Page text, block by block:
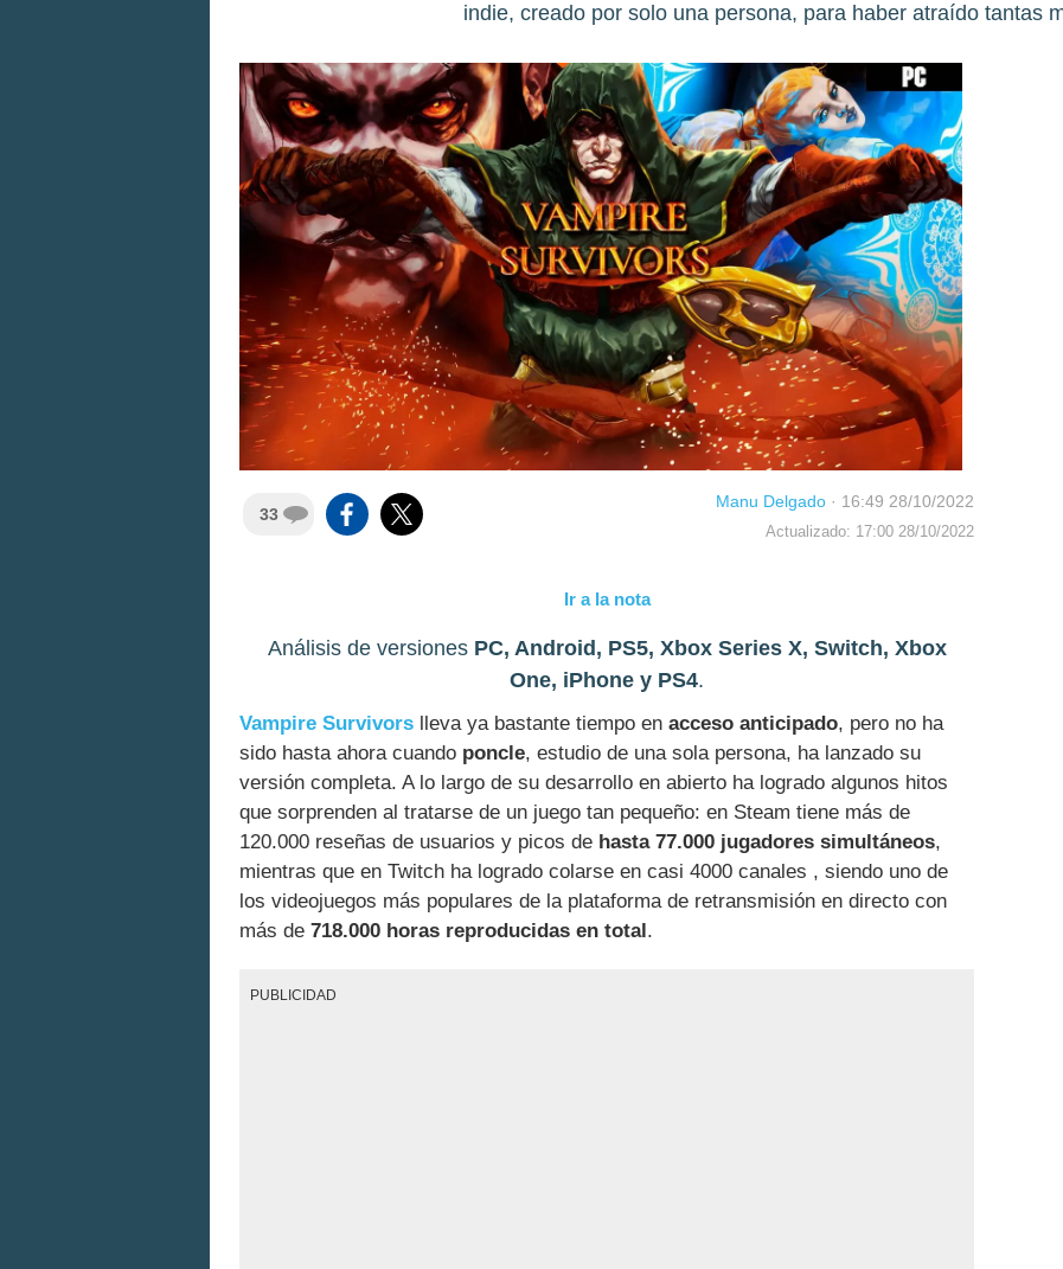
indie, creado por solo una persona, para haber atraído tantas
33
Manu Delgado · 16:49 28/10/2022
Actualizado: 17:00 28/10/2022
Ir a la nota
Análisis de versiones PC, Android, PS5, Xbox Series X, Switch, Xbox
One, iPhone y PS4.
Vampire Survivors lleva ya bastante tiempo en acceso anticipado, pero no ha
sido hasta ahora cuando poncle, estudio de una sola persona, ha lanzado su
versión completa. A lo largo de su desarrollo en abierto ha logrado algunos hitos
que sorprenden al tratarse de un juego tan pequeño: en Steam tiene más de
120.000 reseñas de usuarios y picos de hasta 77.000 jugadores simultáneos,
mientras que en Twitch ha logrado colarse en casi 4000 canales , siendo uno de
los videojuegos más populares de la plataforma de retransmisión en directo con
más de 718.000 horas reproducidas en total.
PUBLICIDAD